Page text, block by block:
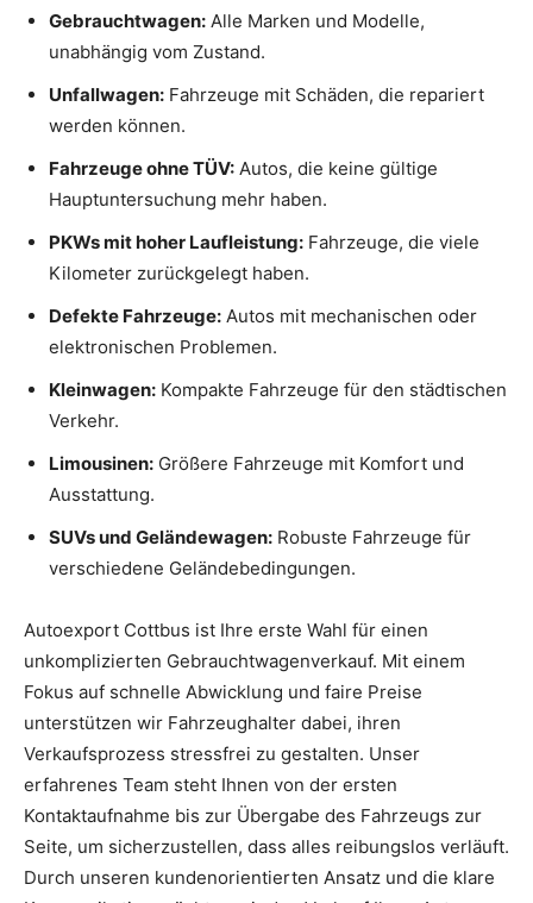
Gebrauchtwagen: Alle Marken und Modelle,
unabhängig vom Zustand.
Unfallwagen: Fahrzeuge mit Schäden, die repariert
werden können.
Fahrzeuge ohne TÜV: Autos, die keine gültige
Hauptuntersuchung mehr haben.
PKWs mit hoher Laufleistung: Fahrzeuge, die viele
Kilometer zurückgelegt haben.
Defekte Fahrzeuge: Autos mit mechanischen oder
elektronischen Problemen.
Kleinwagen: Kompakte Fahrzeuge für den städtischen
Verkehr.
Limousinen: Größere Fahrzeuge mit Komfort und
Ausstattung.
SUVs und Geländewagen: Robuste Fahrzeuge für
verschiedene Geländebedingungen.
Autoexport Cottbus ist Ihre erste Wahl für einen
unkomplizierten Gebrauchtwagenverkauf. Mit einem
Fokus auf schnelle Abwicklung und faire Preise
unterstützen wir Fahrzeughalter dabei, ihren
Verkaufsprozess stressfrei zu gestalten. Unser
erfahrenes Team steht Ihnen von der ersten
Kontaktaufnahme bis zur Übergabe des Fahrzeugs zur
Seite, um sicherzustellen, dass alles reibungslos verläuft.
Durch unseren kundenorientierten Ansatz und die klare